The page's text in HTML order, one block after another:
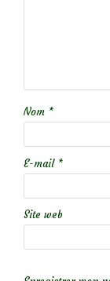
Nom *
E-mail *
Site web